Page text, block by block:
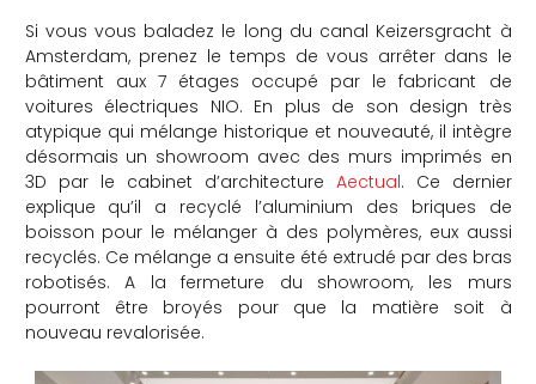
Si vous vous baladez le long du canal Keizersgracht à
Amsterdam, prenez le temps de vous arrêter dans le
bâtiment aux 7 étages occupé par le fabricant de
voitures électriques NIO. En plus de son design très
atypique qui mélange historique et nouveauté, il intègre
désormais un showroom avec des murs imprimés en
3D par le cabinet d’architecture Aectual. Ce dernier
explique qu’il a recyclé l’aluminium des briques de
boisson pour le mélanger à des polymères, eux aussi
recyclés. Ce mélange a ensuite été extrudé par des bras
robotisés. A la fermeture du showroom, les murs
pourront être broyés pour que la matière soit à
nouveau revalorisée.